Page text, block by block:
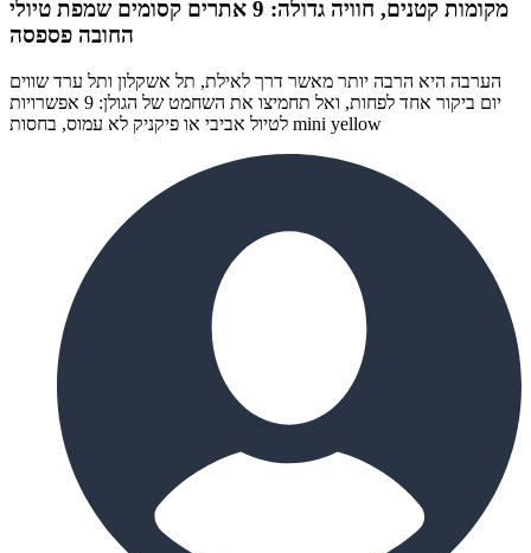
מקומות קטנים, חוויה גדולה: 9 אתרים קסומים שמפת טיולי
החובה פספסה
הערבה היא הרבה יותר מאשר דרך לאילת, תל אשקלון ותל ערד שווים
יום ביקור אחד לפחות, ואל תחמיצו את השחמט של הגולן: 9 אפשרויות
לטיול אביבי או פיקניק לא עמוס, בחסות mini yellow